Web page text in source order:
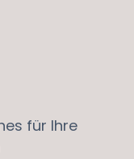
für Ihre